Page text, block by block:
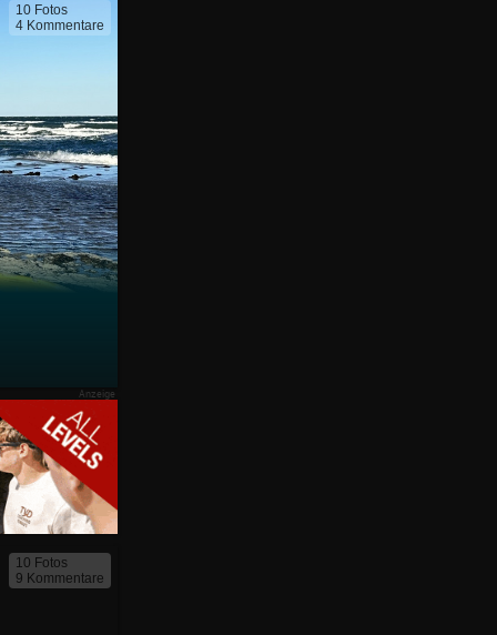
10 Fotos
4 Kommentare
10 Fotos
9 Kommentare